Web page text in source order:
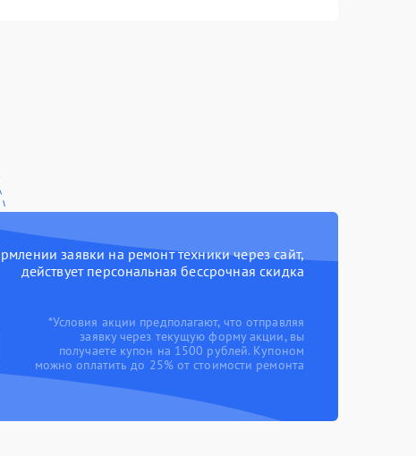
заявки на ремонт техники через сайт,
действует персональная бессрочная скидка
*Условия акции предполагают, что отправляя
заявку через текущую форму акции, вы
получаете купон на 1500 рублей. Купоном
можно оплатить до 25% от стоимости ремонта